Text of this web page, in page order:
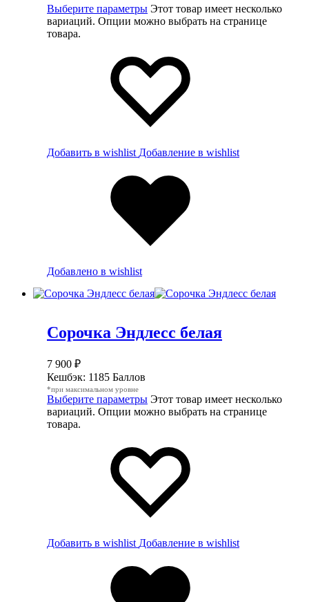
Выберите параметры Этот товар имеет несколько
вариаций. Опции можно выбрать на странице
товара.
Добавить в wishlist Добавление в wishlist
Добавлено в wishlist
Сорочка Эндлесс белая
7 900 ₽
Кешбэк: 1185 Баллов
*при максимальном уровне
Выберите параметры Этот товар имеет несколько
вариаций. Опции можно выбрать на странице
товара.
Добавить в wishlist Добавление в wishlist